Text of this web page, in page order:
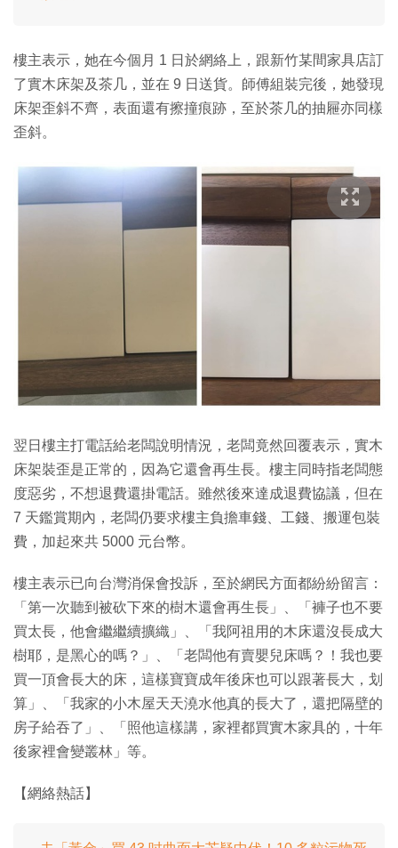
樓主表示，她在今個月 1 日於網絡上，跟新竹某間家具店訂
了實木床架及茶几，並在 9 日送貨。師傅組裝完後，她發現
床架歪斜不齊，表面還有擦撞痕跡，至於茶几的抽屜亦同樣
歪斜。
翌日樓主打電話給老闆說明情況，老闆竟然回覆表示，實木
床架裝歪是正常的，因為它還會再生長。樓主同時指老闆態
度惡劣，不想退費還掛電話。雖然後來達成退費協議，但在
7 天鑑賞期內，老闆仍要求樓主負擔車錢、工錢、搬運包裝
費，加起來共 5000 元台幣。
樓主表示已向台灣消保會投訴，至於網民方面都紛紛留言：
「第一次聽到被砍下來的樹木還會再生長」、「褲子也不要
買太長，他會繼繼續擴織」、「我阿祖用的木床還沒長成大
樹耶，是黑心的嗎？」、「老闆他有賣嬰兒床嗎？！我也要
買一頂會長大的床，這樣寶寶成年後床也可以跟著長大，划
算」、「我家的小木屋天天澆水他真的長大了，還把隔壁的
房子給吞了」、「照他這樣講，家裡都買實木家具的，十年
後家裡會變叢林」等。
【網絡熱話】